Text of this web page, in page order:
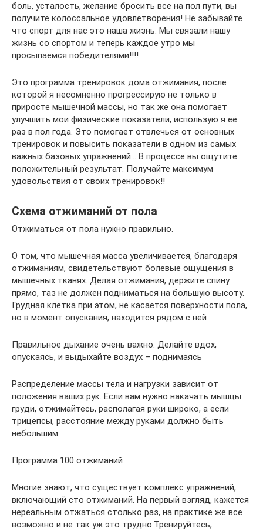
боль, усталость, желание бросить все на пол пути, вы
получите колоссальное удовлетворения! Не забывайте
что спорт для нас это наша жизнь. Мы связали нашу
жизнь со спортом и теперь каждое утро мы
просыпаемся победителями!!!!
Это программа тренировок дома отжимания, после
которой я несомненно прогрессирую не только в
приросте мышечной массы, но так же она помогает
улучшить мои физические показатели, использую я её
раз в пол года. Это помогает отвлечься от основных
тренировок и повысить показатели в одном из самых
важных базовых упражнений… В процессе вы ощутите
положительный результат. Получайте максимум
удовольствия от своих тренировок!!
Схема отжиманий от пола
Отжиматься от пола нужно правильно.
О том, что мышечная масса увеличивается, благодаря
отжиманиям, свидетельствуют болевые ощущения в
мышечных тканях. Делая отжимания, держите спину
прямо, таз не должен подниматься на большую высоту.
Грудная клетка при этом, не касается поверхности пола,
но в момент опускания, находится рядом с ней
Правильное дыхание очень важно. Делайте вдох,
опускаясь, и выдыхайте воздух – поднимаясь
Распределение массы тела и нагрузки зависит от
положения ваших рук. Если вам нужно накачать мышцы
груди, отжимайтесь, располагая руки широко, а если
трицепсы, расстояние между руками должно быть
небольшим.
Программа 100 отжиманий
Многие знают, что существует комплекс упражнений,
включающий сто отжиманий. На первый взгляд, кажется
нереальным отжаться столько раз, на практике же все
возможно и не так уж это трудно.Тренируйтесь,